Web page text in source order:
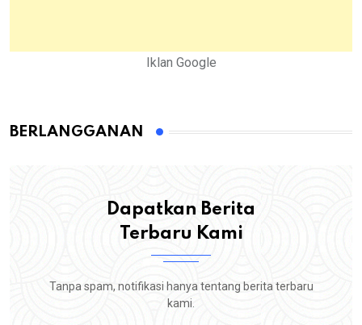
Iklan Google
BERLANGGANAN
Dapatkan Berita
Terbaru Kami
Tanpa spam, notifikasi hanya tentang berita terbaru
kami.